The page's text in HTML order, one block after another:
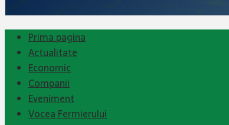
Prima pagina
Actualitate
Economic
Companii
Eveniment
Vocea Fermierului